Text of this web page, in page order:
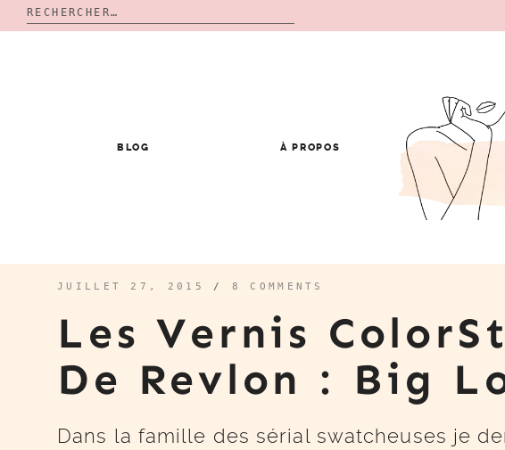
Rechercher :
BLOG À PROPOS
JUILLET 27, 2015 / 8 COMMENTS
Les Vernis
De Revlon : Big
Dans la famille des sérial swatcheuses je